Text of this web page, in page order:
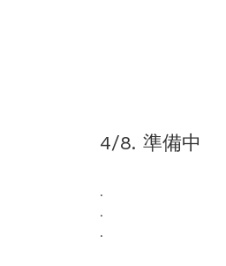
4/8. 準備中
.
.
.